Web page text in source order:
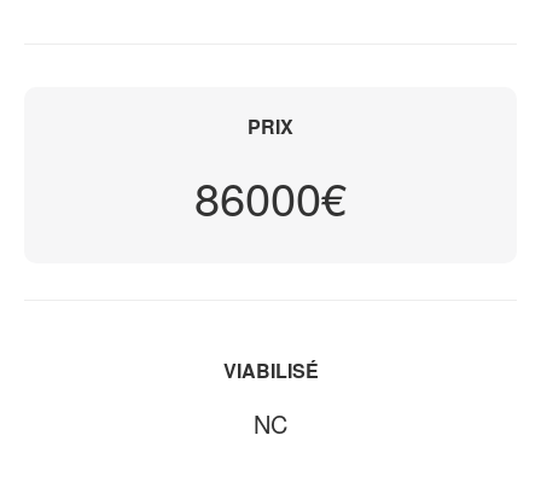
PRIX
86000€
VIABILISÉ
NC